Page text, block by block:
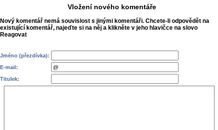
Vložení nového komentáře
Nový komentář nemá souvislost s jinými komentáři. Chcete-li odpovědět na
existující komentář, najeďte si na něj a klikněte v jeho hlavičce na slovo
Reagovat
Jméno (přezdívka):
E-mail:
Titulek: